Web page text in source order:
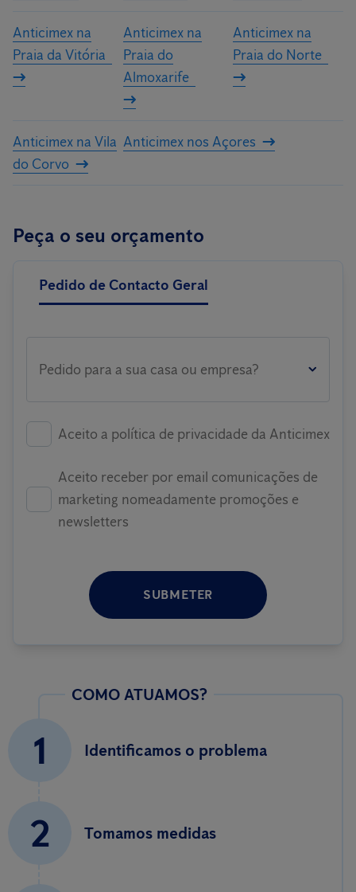
Anticimex na
Praia da Vitória
Anticimex na
Praia do
Almoxarife
Anticimex na
Praia do Norte
Anticimex na Vila
do Corvo
Anticimex nos Açores
Peça o seu orçamento
Pedido de Contacto Geral
Pedido para a sua casa ou empresa?
Aceito a política de privacidade da Anticimex
Aceito receber por email comunicações de
marketing nomeadamente promoções e
newsletters
SUBMETER
COMO ATUAMOS?
1 Identificamos o problema
2 Tomamos medidas